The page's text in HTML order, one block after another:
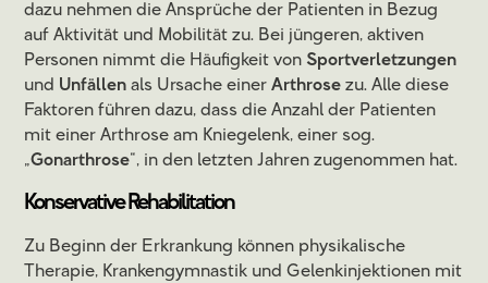
dazu nehmen die Ansprüche der Patienten in Bezug
auf Aktivität und Mobilität zu. Bei jüngeren, aktiven
Personen nimmt die Häufigkeit von Sportverletzungen
und Unfällen als Ursache einerArthrose zu. Alle diese
Faktoren führen dazu, dass die Anzahl der Patienten
mit einer Arthrose am Kniegelenk, einer sog.
„Gonarthrose“, in den letzten Jahren zugenommen hat.
Konservative Rehabilitation
Zu Beginn der Erkrankung können physikalische
Therapie, Krankengymnastik und Gelenkinjektionen mit